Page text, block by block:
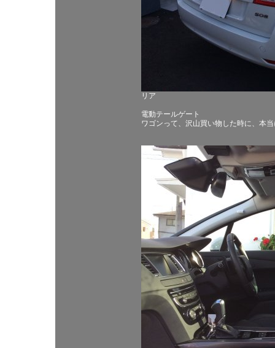
リア
電動テールゲート
ワゴンって、沢山買い物した時に、本